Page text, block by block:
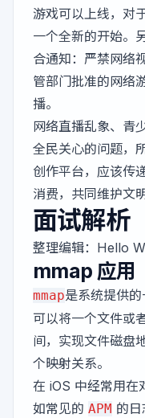
游戏可以上线，对
一个全新的开始。
合通知：严禁网络
管部门批准的网络
播。
网络直播乱象、青
全民关心的问题，
创作平台，应该传
消费，共同维护文
面试解析
整理编辑： Hello
mmap 应用
mmap是系统提供的
可以将一个文件或
间，实现文件磁盘
个映射关系。
在 iOS 中经常用在
如常见的 APM 的日